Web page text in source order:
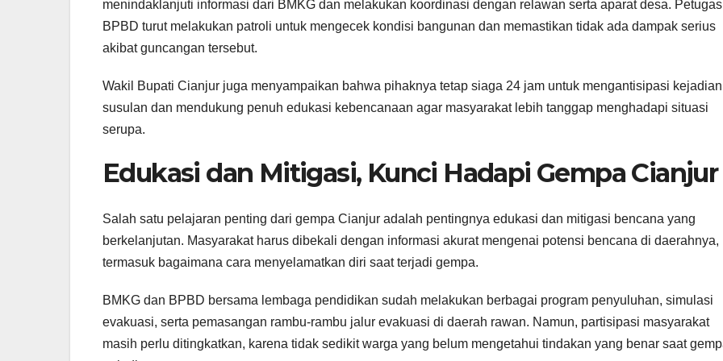
menindaklanjuti informasi dari BMKG dan melakukan koordinasi dengan relawan serta aparat desa. Petugas
BPBD turut melakukan patroli untuk mengecek kondisi bangunan dan memastikan tidak ada dampak serius
akibat guncangan tersebut.
Wakil Bupati Cianjur juga menyampaikan bahwa pihaknya tetap siaga 24 jam untuk mengantisipasi kejadian
susulan dan mendukung penuh edukasi kebencanaan agar masyarakat lebih tanggap menghadapi situasi
serupa.
Edukasi dan Mitigasi, Kunci Hadapi Gempa Cianjur
Salah satu pelajaran penting dari gempa Cianjur adalah pentingnya edukasi dan mitigasi bencana yang
berkelanjutan. Masyarakat harus dibekali dengan informasi akurat mengenai potensi bencana di daerahnya,
termasuk bagaimana cara menyelamatkan diri saat terjadi gempa.
BMKG dan BPBD bersama lembaga pendidikan sudah melakukan berbagai program penyuluhan, simulasi
evakuasi, serta pemasangan rambu-rambu jalur evakuasi di daerah rawan. Namun, partisipasi masyarakat
masih perlu ditingkatkan, karena tidak sedikit warga yang belum mengetahui tindakan yang benar saat